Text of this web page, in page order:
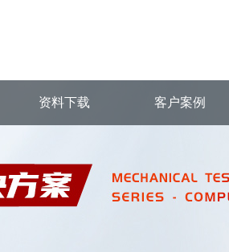
资料下载 客户案例